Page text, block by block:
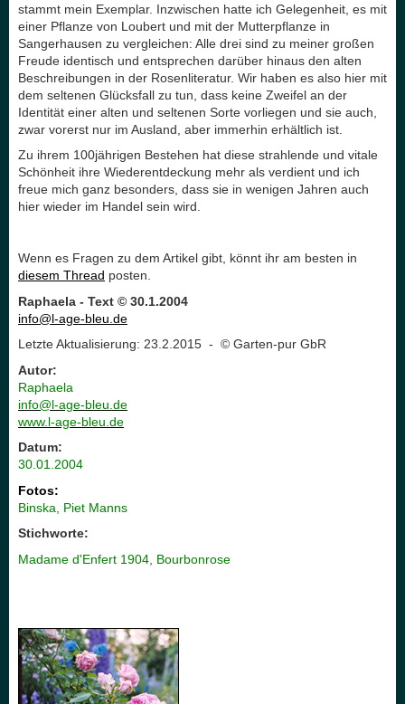
stammt mein Exemplar. Inzwischen hatte ich Gelegenheit, es mit
einer Pflanze von Loubert und mit der Mutterpflanze in
Sangerhausen zu vergleichen: Alle drei sind zu meiner großen
Freude identisch und entsprechen darüber hinaus den alten
Beschreibungen in der Rosenliteratur. Wir haben es also hier mit
dem seltenen Glücksfall zu tun, dass keine Zweifel an der
Identität einer alten und seltenen Sorte vorliegen und sie auch,
zwar vorerst nur im Ausland, aber immerhin erhältlich ist.
Zu ihrem 100jährigen Bestehen hat diese strahlende und vitale
Schönheit ihre Wiederentdeckung mehr als verdient und ich
freue mich ganz besonders, dass sie in wenigen Jahren auch
hier wieder im Handel sein wird.
Wenn es Fragen zu dem Artikel gibt, könnt ihr am besten in
diesem Thread posten.
Raphaela - Text © 30.1.2004
info@l-age-bleu.de
Letzte Aktualisierung: 23.2.2015 - © Garten-pur GbR
Autor:
Raphaela
info@l-age-bleu.de
www.l-age-bleu.de
Datum:
30.01.2004
Fotos:
Binska, Piet Manns
Stichworte:
Madame d'Enfert 1904, Bourbonrose